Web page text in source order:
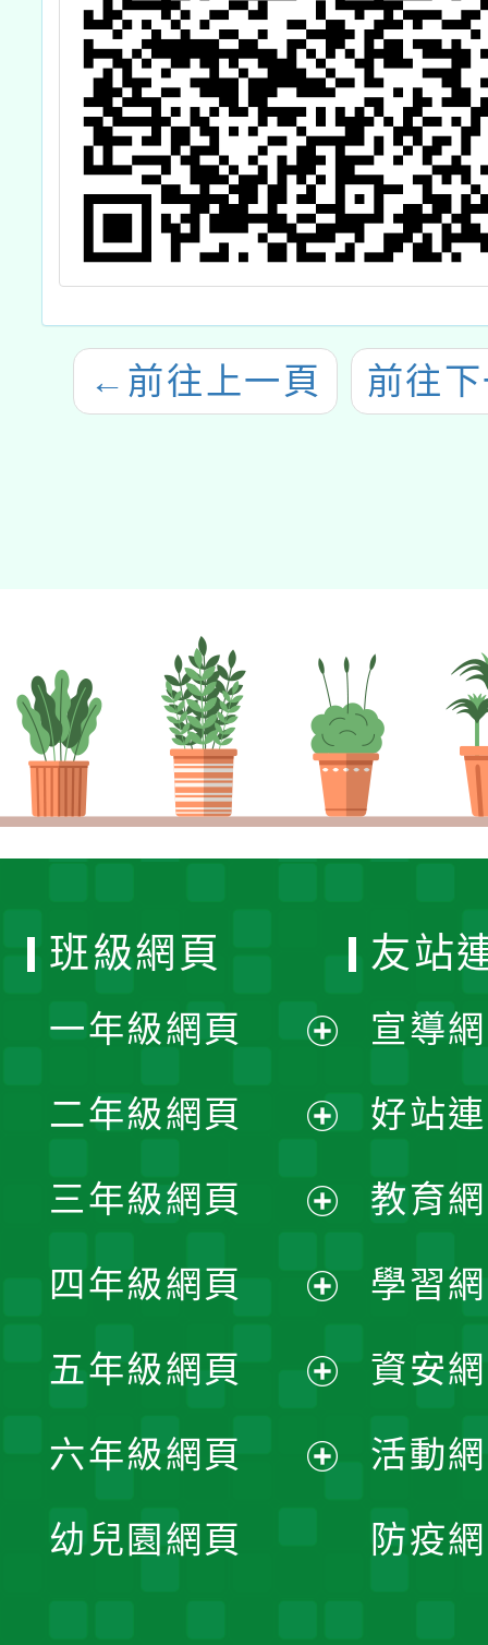
← 前往上一頁 前往
班級網頁
一年級網頁
開
選
單
二年級網頁
開
選
單
三年級網頁
開
選
單
四年級網頁
開
選
五年級網頁
開
六年級網頁
幼兒園網頁
友站
宣導
好站
教育
學習
資安
活動
防疫